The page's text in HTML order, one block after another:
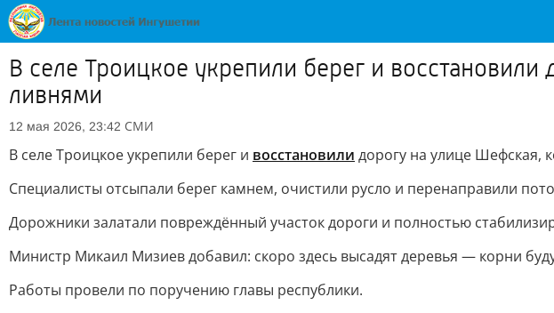
В селе Троицкое укрепили берег и
ливнями
12 мая 2026, 23:42 СМИ
В селе Троицкое укрепили берег и восстановили дорогу на улице Шефская,
Специалисты отсыпали берег камнем, очистили русло и перенаправили
Дорожники залатали повреждённый участок дороги и полностью
Министр Микаил Мизиев добавил: скоро здесь высадят деревья — корни
Работы провели по поручению главы республики.